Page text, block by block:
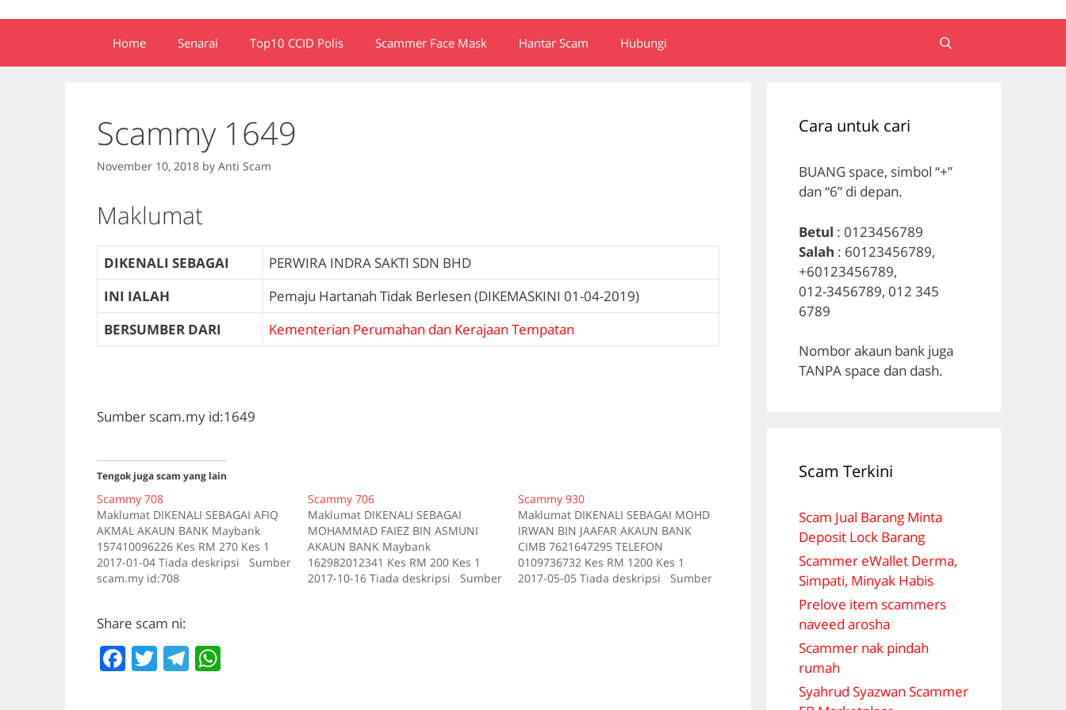
Home Senarai Top10 CCID Polis Scammer Face Mask Hantar Scam Hubungi
Scammy 1649
November 10, 2018 by Anti Scam
Maklumat
DIKENALI SEBAGAI
PERWIRA INDRA SAKTI SDN BHD
INI IALAH
Pemaju Hartanah Tidak Berlesen (DIKEMASKINI 01-04-2019)
BERSUMBER DARI
Kementerian Perumahan dan Kerajaan Tempatan
Sumber scam.my id:1649
Tengok juga scam yang lain
Scammy 708
Maklumat DIKENALI SEBAGAI AFIQ
AKMAL AKAUN BANK Maybank
157410096226 Kes RM 270 Kes 1
2017-01-04 Tiada deskripsi Sumber
scam.my id:708
Scammy 706
Maklumat DIKENALI SEBAGAI
MOHAMMAD FAIEZ BIN ASMUNI
AKAUN BANK Maybank
162982012341 Kes RM 200 Kes 1
2017-10-16 Tiada deskripsi Sumber
Scammy 930
Maklumat DIKENALI SEBAGAI MOHD
IRWAN BIN JAAFAR AKAUN BANK
CIMB 7621647295 TELEFON
0109736732 Kes RM 1200 Kes 1
2017-05-05 Tiada deskripsi Sumber
Share scam ni:
F T T
Cara untuk cari
BUANG space, simbol “+”
dan “6” di depan.
Betul : 0123456789
Salah : 60123456789,
+60123456789,
012-3456789, 012 345
6789
Nombor akaun bank juga
TANPA space dan dash.
Scam Terkini
Scam Jual Barang Minta
Deposit Lock Barang
Scammer eWallet Derma,
Simpati, Minyak Habis
Prelove item scammers
naveed arosha
Scammer nak pindah
rumah
Syahrud Syazwan Scammer